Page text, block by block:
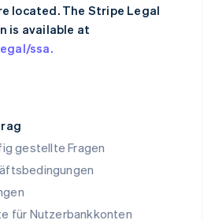
gestellte Fragen
für Nutzerbankkonten
located. The Stripe Legal
is available at
ssa.